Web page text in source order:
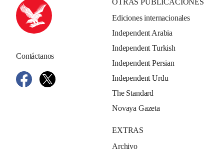
Contáctanos
OTRAS PUBLICACIONES
Ediciones internacionales
Independent Arabia
Independent Turkish
Independent Persian
Independent Urdu
The Standard
Novaya Gazeta
EXTRAS
Archivo